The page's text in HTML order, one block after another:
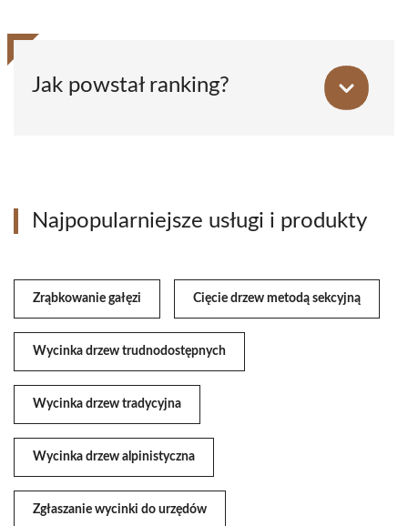
Jak powstał ranking?
Najpopularniejsze usługi i produkty
Zrąbkowanie gałęzi Cięcie drzew metodą sekcyjną
Wycinka drzew trudnodostępnych
Wycinka drzew tradycyjna
Wycinka drzew alpinistyczna
Zgłaszanie wycinki do urzędów